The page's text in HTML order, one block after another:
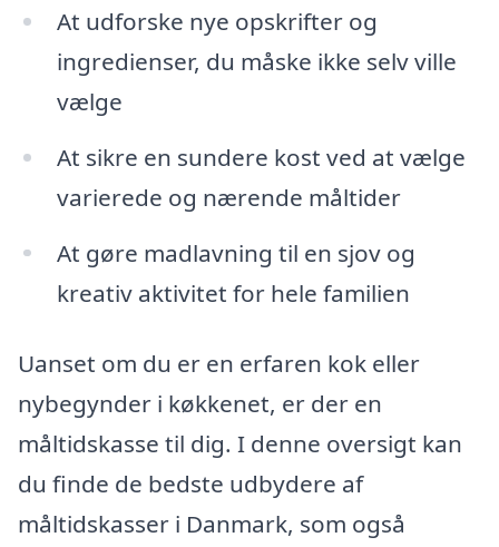
At udforske nye opskrifter og
ingredienser, du måske ikke selv ville
vælge
At sikre en sundere kost ved at vælge
varierede og nærende måltider
At gøre madlavning til en sjov og
kreativ aktivitet for hele familien
Uanset om du er en erfaren kok eller
nybegynder i køkkenet, er der en
måltidskasse til dig. I denne oversigt kan
du finde de bedste udbydere af
måltidskasser i Danmark, som også